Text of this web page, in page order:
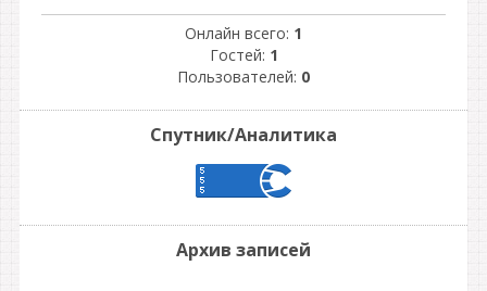
Онлайн всего: 1
Гостей: 1
Пользователей: 0
Спутник/Аналитика
Архив записей